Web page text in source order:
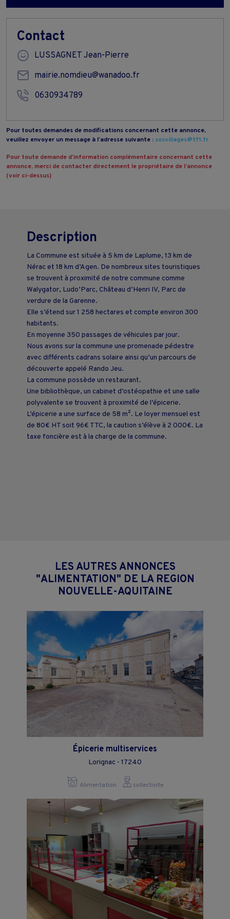
Contact
LUSSAGNET Jean-Pierre
mairie.nomdieu@wanadoo.fr
0630934789
Pour toutes demandes de modifications concernant cette annonce,
veuillez envoyer un message à l’adresse suivante : sosvillages@tf1.fr
Pour toute demande d’information complémentaire concernant cette
annonce, merci de contacter directement le propriétaire de l’annonce
(voir ci-dessus)
Description
La Commune est située à 5 km de Laplume, 13 km de
Nérac et 18 km d’Agen. De nombreux sites touristiques
se trouvent à proximité de notre commune comme
Walygator, Ludo’Parc, Château d’Henri IV, Parc de
verdure de la Garenne.
Elle s’étend sur 1 258 hectares et compte environ 300
habitants.
En moyenne 350 passages de véhicules par jour.
Nous avons sur la commune une promenade pédestre
avec différents cadrans solaire ainsi qu’un parcours de
découverte appelé Rando Jeu.
La commune possède un restaurant.
Une bibliothèque, un cabinet d’ostéopathie et une salle
polyvalente se trouvent à proximité de l’épicerie.
L’épicerie a une surface de 58 m². Le loyer mensuel est
de 80€ HT soit 96€ TTC, la caution s’élève à 2 000€. La
taxe foncière est à la charge de la commune.
LES AUTRES ANNONCES
"ALIMENTATION" DE LA REGION
NOUVELLE-AQUITAINE
Épicerie multiservices
Lorignac - 17240
Alimentation collectivite